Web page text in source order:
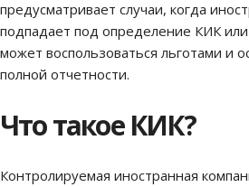
предусматривает случаи, когда
подпадает под определение КИК
может воспользоваться льготами и
полной отчетности.
Что такое КИК?
Контролируемая иностранная